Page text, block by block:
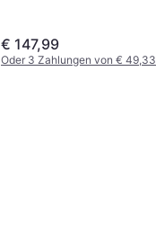
€ 147,99
Oder 3 Zahlungen von € 49,33